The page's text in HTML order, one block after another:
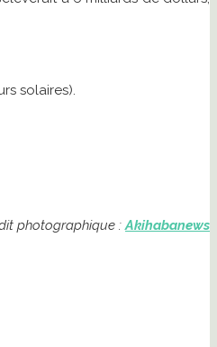
solaires).
photographique :Akihabanews